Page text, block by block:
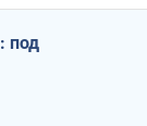
под